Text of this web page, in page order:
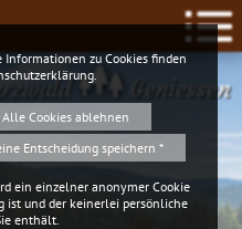
Geniessen
Informationen zu Cookies finden
Alle Cookies ablehnen
Entscheidung speichern *
ein einzelner anonymer Cookie
ist und der keinerlei persönliche
enthält.